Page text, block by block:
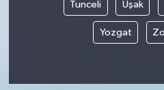
Tunceli Uşak
Yozgat